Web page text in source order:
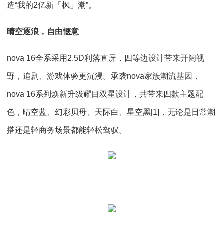
造“我的2亿新「枫」潮”。
晴空逐浪，自由惬意
nova 16全系采用2.5D利落直屏，四等边设计带来开阔视
野，追剧、游戏体验更沉浸。承袭nova家族潮流基因，
nova 16系列焕新升级耀目双星设计，共带来四款主题配
色，晴空蓝、幻彩贝母、天际白、星空黑[1]，无论是日常潮
搭还是轻商务场景都能轻松驾驭。